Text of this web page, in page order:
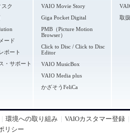
ク
ード
ポート
・サポート
VAIO Movie Story
Giga Pocket Digital
PMB（Picture Motion
Browser）
Click to Disc / Click to Disc
Editor
VAIO MusicBox
VAIO Media plus
かざそうFeliCa
取
環境への取り組み
VAIOカスタマー登録
リシー